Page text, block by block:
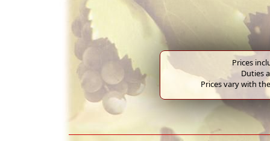
Prices
Duties
Prices vary with